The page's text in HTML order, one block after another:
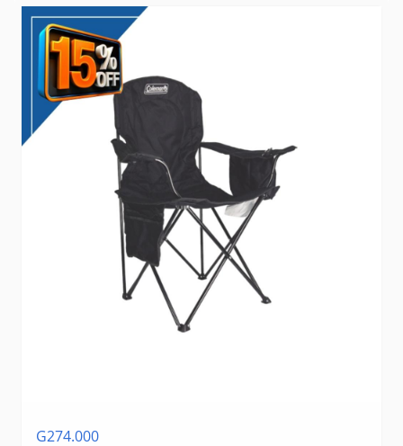
G274.000